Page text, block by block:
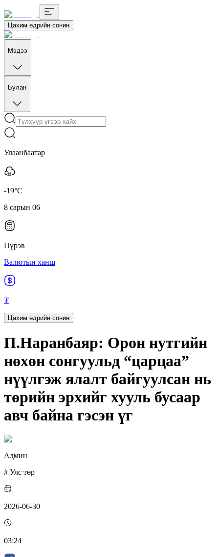
Цахим өдрийн сонин
Мэдээ
Булан
Улаанбаатар
-19°C
8 сарын 06
Пүрэв
Валютын ханш
₮
Цахим өдрийн сонин
П.Наранбаяр: Орон нутгийн
нөхөн сонгуульд “царцаа”
нүүлгэж ялалт байгуулсан нь
төрийн эрхийг хууль бусаар
авч байна гэсэн үг
Админ
# Улс төр
2026-06-30
03:24